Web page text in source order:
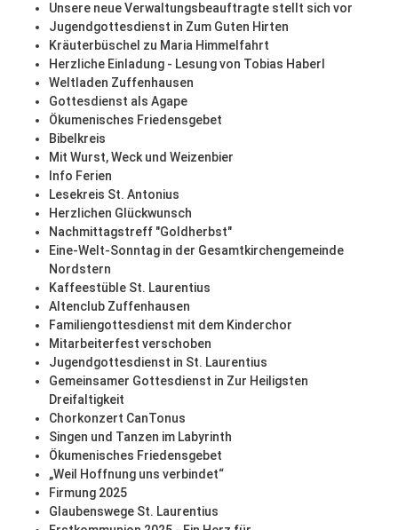
Unsere neue Verwaltungsbeauftragte stellt sich vor
Jugendgottesdienst in Zum Guten Hirten
Kräuterbüschel zu Maria Himmelfahrt
Herzliche Einladung - Lesung von Tobias Haberl
Weltladen Zuffenhausen
Gottesdienst als Agape
Ökumenisches Friedensgebet
Bibelkreis
Mit Wurst, Weck und Weizenbier
Info Ferien
Lesekreis St. Antonius
Herzlichen Glückwunsch
Nachmittagstreff "Goldherbst"
Eine-Welt-Sonntag in der Gesamtkirchengemeinde
Nordstern
Kaffeestüble St. Laurentius
Altenclub Zuffenhausen
Familiengottesdienst mit dem Kinderchor
Mitarbeiterfest verschoben
Jugendgottesdienst in St. Laurentius
Gemeinsamer Gottesdienst in Zur Heiligsten
Dreifaltigkeit
Chorkonzert CanTonus
Singen und Tanzen im Labyrinth
Ökumenisches Friedensgebet
„Weil Hoffnung uns verbindet“
Firmung 2025
Glaubenswege St. Laurentius